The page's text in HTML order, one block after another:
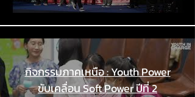
กิจกรรมภาคเหนือ : Youth Power
ขับเคลื่อน Soft Power ปีที่ 2